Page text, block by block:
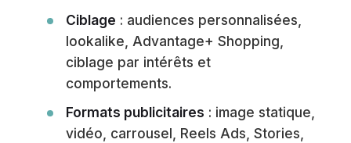
Ciblage : audiences personnalisées,
lookalike, Advantage+ Shopping,
ciblage par intérêts et
comportements.
Formats publicitaires : image statique,
vidéo, carrousel, Reels Ads, Stories,